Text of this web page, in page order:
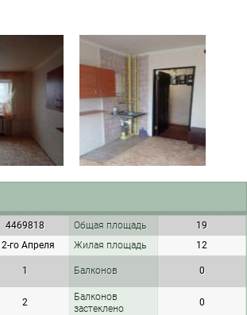
4469818 Общая площадь
19
го Апреля Жилая площадь
12
1 Балконов 0
2
Балконов
застеклено
0